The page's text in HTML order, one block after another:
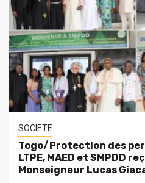
SOCIETE
Togo/Protection des
LTPE, MAED et SMPDD
Monseigneur Lucas